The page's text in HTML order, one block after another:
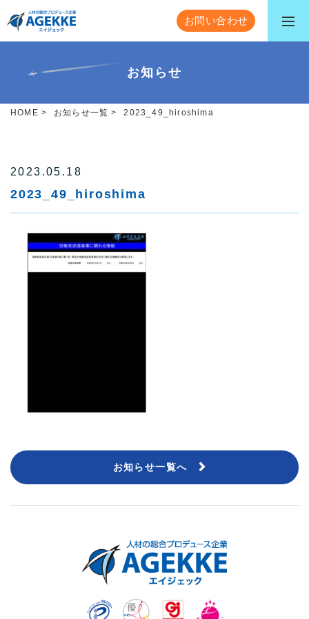
お問い合わせ
お知らせ
HOME > お知らせ一覧 > 2023_49_hiroshima
2023.05.18
2023_49_hiroshima
お知らせ一覧へ